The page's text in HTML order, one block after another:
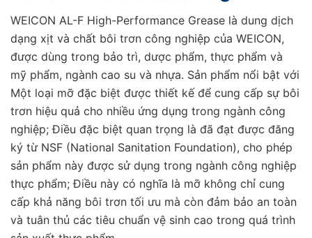
WEICON AL-F High-Performance Grease là dung dịch
dạng xịt và chất bôi trơn công nghiệp của WEICON,
được dùng trong bảo trì, dược phẩm, thực phẩm và
mỹ phẩm, ngành cao su và nhựa. Sản phẩm nổi bật với
Một loại mỡ đặc biệt được thiết kế để cung cấp sự bôi
trơn hiệu quả cho nhiều ứng dụng trong ngành công
nghiệp; Điều đặc biệt quan trọng là đã đạt được đăng
ký từ NSF (National Sanitation Foundation), cho phép
sản phẩm này được sử dụng trong ngành công nghiệp
thực phẩm; Điều này có nghĩa là mỡ không chỉ cung
cấp khả năng bôi trơn tối ưu mà còn đảm bảo an toàn
và tuân thủ các tiêu chuẩn vệ sinh cao trong quá trình